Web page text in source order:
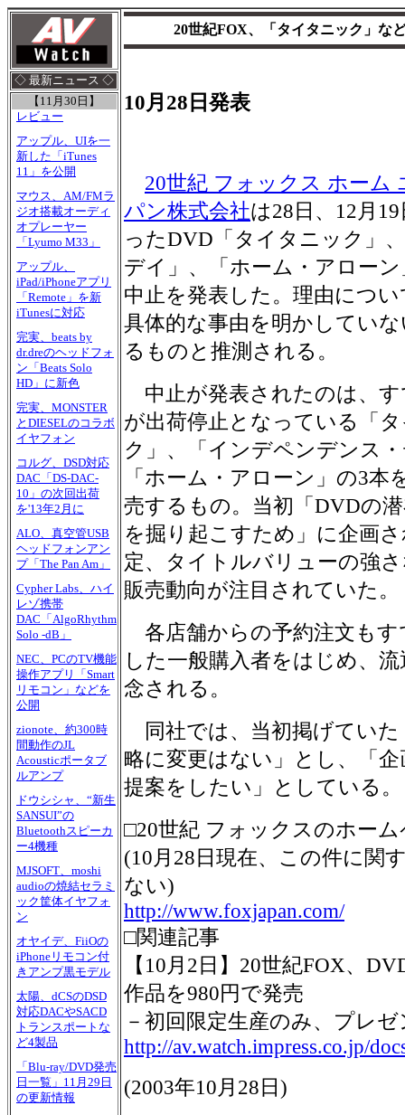
◇ 最新ニュース ◇
【11月30日】
レビュー
アップル、UIを一
新した「iTunes
11」を公開
マウス、AM/FMラ
ジオ搭載オーディ
オプレーヤー
「Lyumo M33」
アップル、
iPad/iPhoneアプリ
「Remote」を新
iTunesに対応
完実、beats by
dr.dreのヘッドフォ
ン「Beats Solo
HD」に新色
完実、MONSTER
とDIESELのコラボ
イヤフォン
コルグ、DSD対応
DAC「DS-DAC-
10」の次回出荷
を'13年2月に
ALO、真空管USB
ヘッドフォンアン
プ「The Pan Am」
Cypher Labs、ハイ
レゾ携帯
DAC「AlgoRhythm
Solo -dB」
NEC、PCのTV機能
操作アプリ「Smart
リモコン」などを
公開
zionote、約300時
間動作のJL
Acousticポータブ
ルアンプ
ドウシシャ、“新生
SANSUI”の
Bluetoothスピーカ
ー4機種
MJSOFT、moshi
audioの焼結セラミ
ック筐体イヤフォ
ン
オヤイデ、FiiOの
iPhoneリモコン付
きアンプ黒モデル
太陽、dCSのDSD
対応DACやSACD
トランスポートな
ど4製品
「Blu-ray/DVD発売
日一覧」11月29日
の更新情報
20世紀FOX、「タイタニック」な
10月28日発表
20世紀 フォックス ホーム
パン株式会社は28日、12月
ったDVD「タイタニック」
デイ」、「ホーム・アロー
中止を発表した。理由につ
具体的な事由を明かしてい
るものと推測される。
中止が発表されたのは、す
が出荷停止となっている「
ク」、「インデペンデンス
「ホーム・アローン」の3本
売するもの。当初「DVDの
を掘り起こすため」に企画
定、タイトルバリューの強
販売動向が注目されていた。
各店舗からの予約注文もす
した一般購入者をはじめ、
念される。
同社では、当初掲げてい
略に変更はない」とし、「
提案をしたい」としている。
□20世紀 フォックスのホー
(10月28日現在、この件に関
ない)
http://www.foxjapan.com/
□関連記事
【10月2日】20世紀FOX、
作品を980円で発売
－初回限定生産のみ、プレ
http://av.watch.impress.co.jp/
(2003年10月28日)